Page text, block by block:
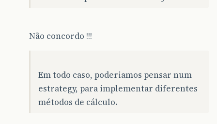
Não concordo !!!
Em todo caso, poderiamos pensar num
estrategy, para implementar diferentes
métodos de cálculo.